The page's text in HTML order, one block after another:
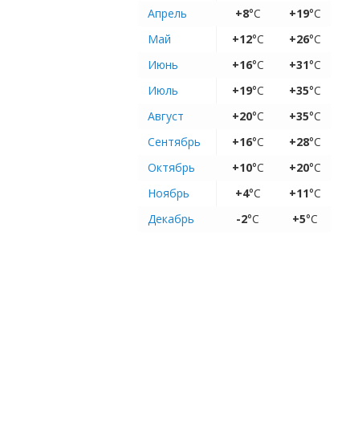
Апрель
+8°C +19°C
Май
+12°C +26°C
Июнь
+16°C +31°C
Июль
+19°C +35°C
Август
+20°C +35°C
Сентябрь
+16°C +28°C
Октябрь
+10°C +20°C
Ноябрь
+4°C +11°C
Декабрь
-2°C +5°C